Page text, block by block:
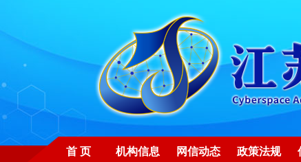
首 页 机构信息 网信动态 政策法规